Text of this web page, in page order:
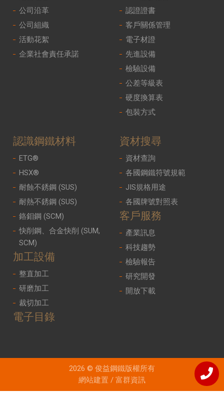
公司沿革
公司組織
活動花絮
企業社會責任承諾
認證證書
客戶關係管理
電子材證
先進設備
檢驗設備
公差等級表
硬度換算表
包裝方式
認識鋼鐵材料
ETG®
HSX®
耐蝕不銹鋼 (SUS)
耐熱不銹鋼 (SUS)
鉻鉬鋼 (SCM)
快削鋼、合金快削 (SUM,
SCM)
加工設備
整直加工
研磨加工
裁切加工
電子目錄
資材搜尋
資材查詢
各國鋼鐵符號規範
JIS規格用途
各國牌號對照表
客戶服務
產業訊息
科技趨勢
檢驗報告
研究開發
開放下載
2026 © 俊益鋼鐵版權所有
網站建置 / 富群資訊